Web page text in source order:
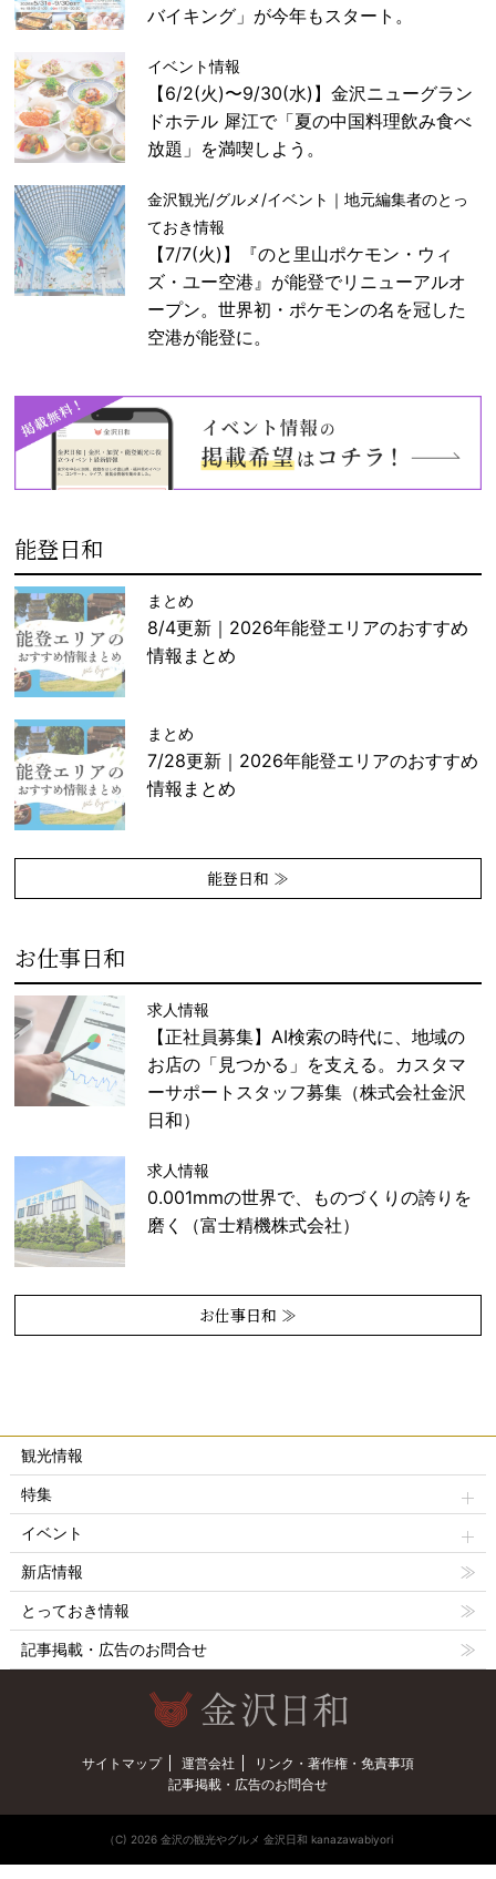
バイキング」が今年もスタート。
イベント情報
【6/2(火)〜9/30(水)】金沢ニューグラン
ドホテル 犀江で「夏の中国料理飲み食べ
放題」を満喫しよう。
金沢観光/グルメ/イベント｜地元編集者のとっ
ておき情報
【7/7(火)】『のと里山ポケモン・ウィ
ズ・ユー空港』が能登でリニューアルオ
ープン。世界初・ポケモンの名を冠した
空港が能登に。
能登日和
まとめ
8/4更新｜2026年能登エリアのおすすめ
情報まとめ
まとめ
7/28更新｜2026年能登エリアのおすすめ
情報まとめ
能登日和 ≫
お仕事日和
求人情報
【正社員募集】AI検索の時代に、地域の
お店の「見つかる」を支える。カスタマ
ーサポートスタッフ募集（株式会社金沢
日和）
求人情報
0.001mmの世界で、ものづくりの誇りを
磨く（富士精機株式会社）
お仕事日和 ≫
観光情報
特集
イベント
新店情報
とっておき情報
記事掲載・広告のお問合せ
サイトマップ 運営会社
リンク・著作権・免責事項
記事掲載・広告のお問合せ
（C) 2026 金沢の観光やグルメ 金沢日和 kanazawabiyori